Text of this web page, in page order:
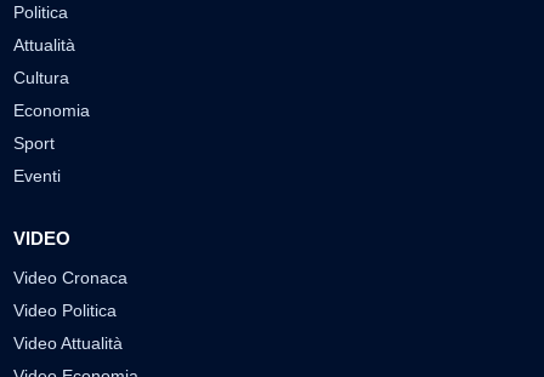
Politica
Attualità
Cultura
Economia
Sport
Eventi
VIDEO
Video Cronaca
Video Politica
Video Attualità